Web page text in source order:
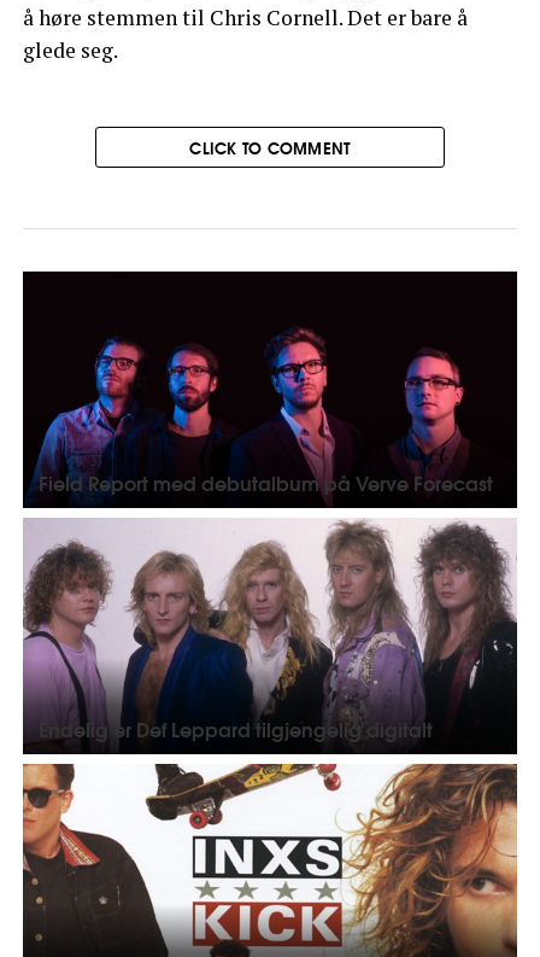
å høre stemmen til Chris Cornell. Det er bare å
glede seg.
CLICK TO COMMENT
Field Report med debutalbum på Verve Forecast
Endelig er Def Leppard tilgjengelig digitalt